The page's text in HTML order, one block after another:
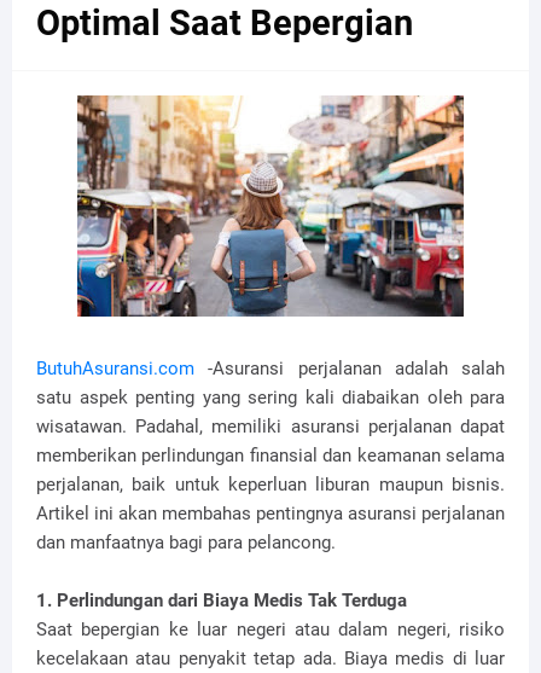
Optimal Saat Bepergian
ButuhAsuransi.com -Asuransi perjalanan adalah salah
satu aspek penting yang sering kali diabaikan oleh para
wisatawan. Padahal, memiliki asuransi perjalanan dapat
memberikan perlindungan finansial dan keamanan selama
perjalanan, baik untuk keperluan liburan maupun bisnis.
Artikel ini akan membahas pentingnya asuransi perjalanan
dan manfaatnya bagi para pelancong.
1. Perlindungan dari Biaya Medis Tak Terduga
Saat bepergian ke luar negeri atau dalam negeri, risiko
kecelakaan atau penyakit tetap ada. Biaya medis di luar